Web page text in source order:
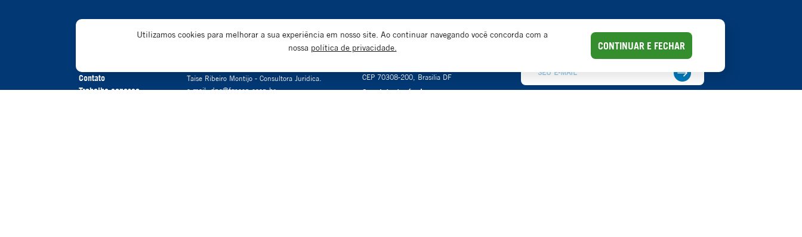
Utilizamos cookies para melhorar a sua experiência em nosso site. Ao continuar navegando você concorda com a
nossa política de privacidade. CONTINUAR E FECHAR
Contato
Trabalhe conosco
Perguntas frequentes
Taíse Ribeiro Montijo - Consultora Jurídica.
e-mail: dpo@fgcoop.coop.br
Edifício Parque Cidade, SCS
CEP 70308-200, Brasilia DF
Canal de denúncias
Cadastre-se em nossa lista
de e-mails para receber notícias.